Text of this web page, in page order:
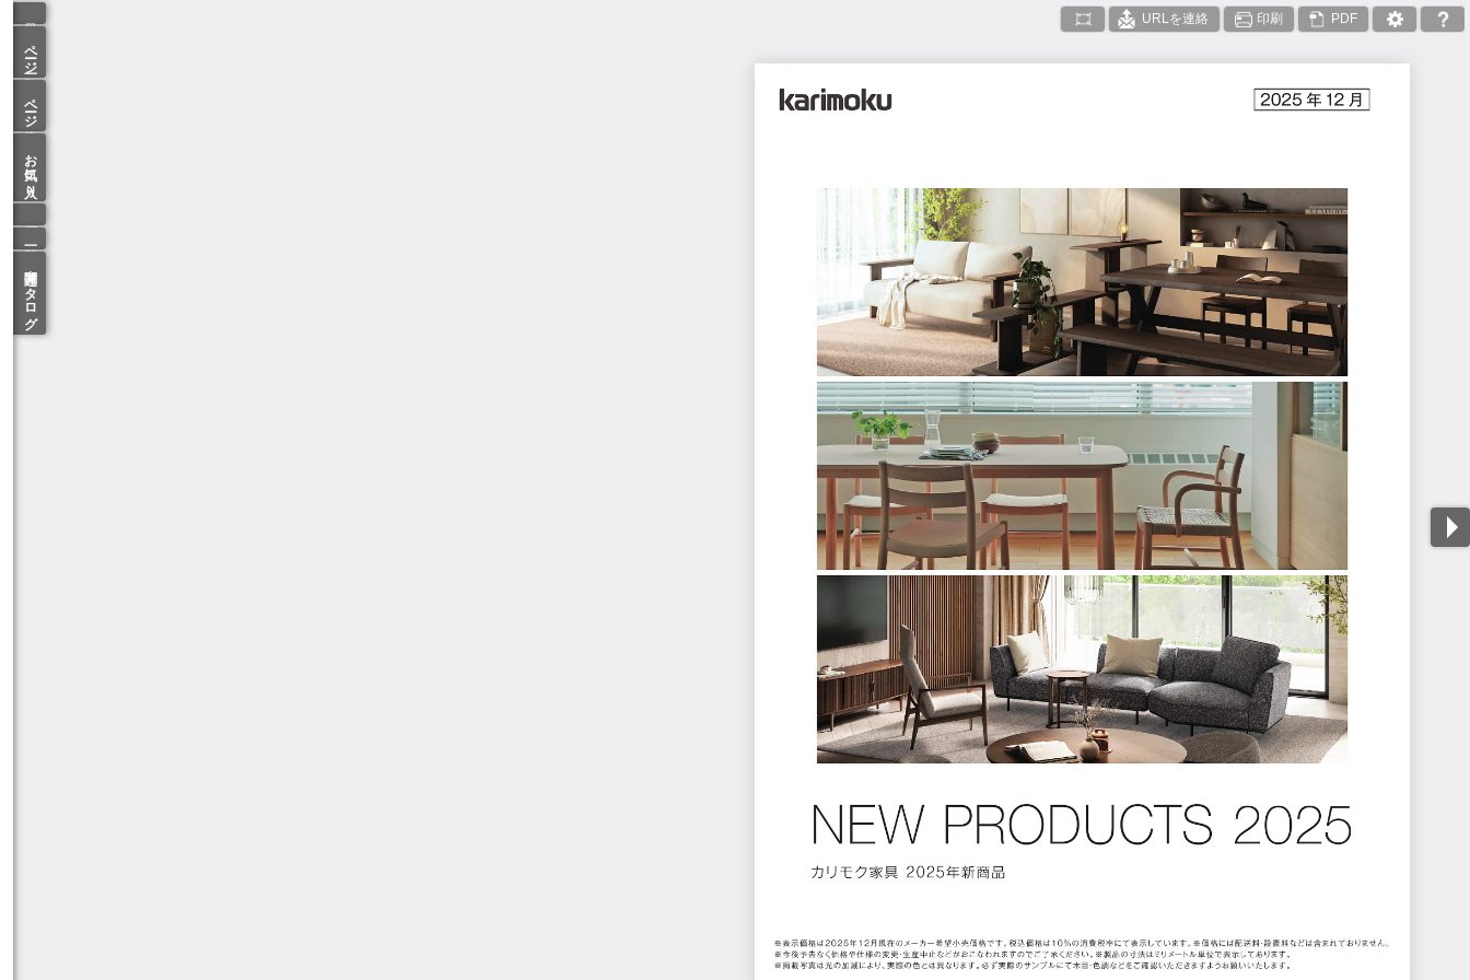
URLを連絡 印刷 PDF
ページ一覧
ページ検索
お気に入り
関連カタログ